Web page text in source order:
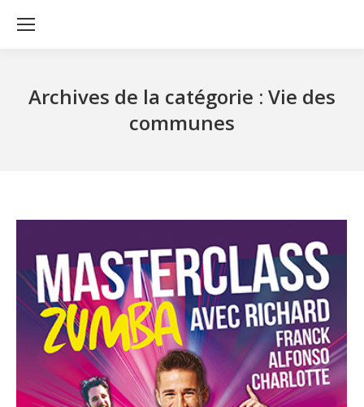
Archives de la catégorie : Vie des
communes